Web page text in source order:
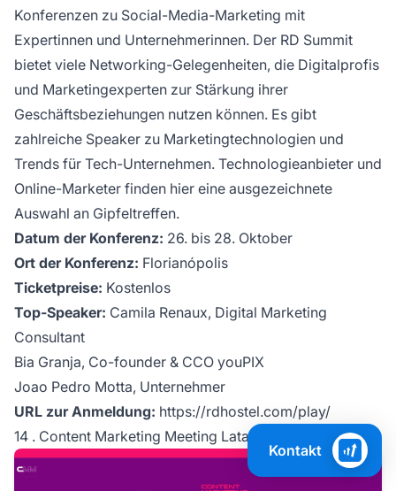
Konferenzen zu Social-Media-Marketing mit
Expertinnen und Unternehmerinnen. Der RD Summit
bietet viele Networking-Gelegenheiten, die Digitalprofis
und Marketingexperten zur Stärkung ihrer
Geschäftsbeziehungen nutzen können. Es gibt
zahlreiche Speaker zu Marketingtechnologien und
Trends für Tech-Unternehmen. Technologieanbieter und
Online-Marketer finden hier eine ausgezeichnete
Auswahl an Gipfeltreffen.
Datum der Konferenz: 26. bis 28. Oktober
Ort der Konferenz: Florianópolis
Ticketpreise: Kostenlos
Top-Speaker: Camila Renaux, Digital Marketing
Consultant
Bia Granja, Co-founder & CCO youPIX
Joao Pedro Motta, Unternehmer
URL zur Anmeldung: https://rdhostel.com/play/
14 . Content Marketing Meeting Latam y Caribe
Kontakt